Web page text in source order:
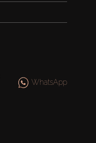
WhatsApp